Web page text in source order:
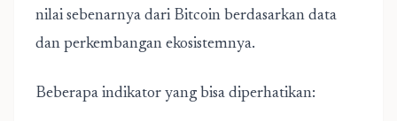
nilai sebenarnya dari Bitcoin berdasarkan data
dan perkembangan ekosistemnya.
Beberapa indikator yang bisa diperhatikan: